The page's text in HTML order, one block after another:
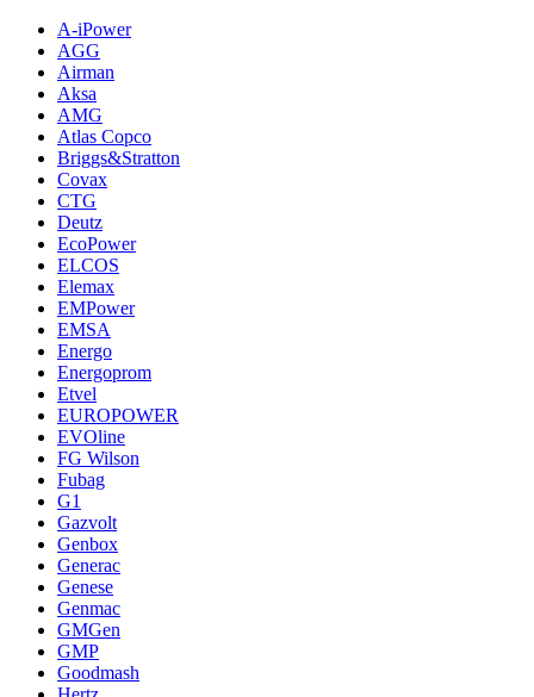
A-iPower
AGG
Airman
Aksa
AMG
Atlas Copco
Briggs&Stratton
Covax
CTG
Deutz
EcoPower
ELCOS
Elemax
EMPower
EMSA
Energo
Energoprom
Etvel
EUROPOWER
EVOline
FG Wilson
Fubag
G1
Gazvolt
Genbox
Generac
Genese
Genmac
GMGen
GMP
Goodmash